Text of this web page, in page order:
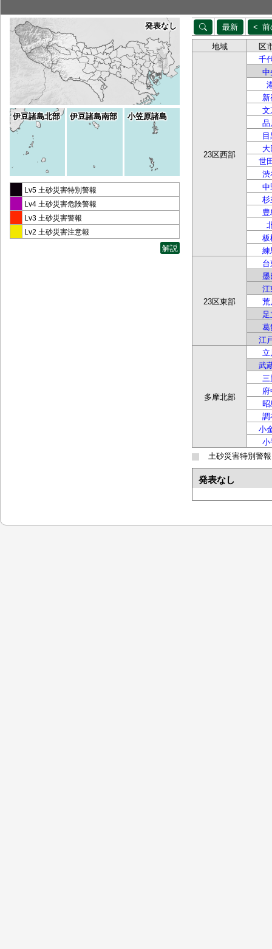
発表なし
伊豆諸島北部 伊豆諸島南部 小笠原諸島
Lv5 土砂災害特別警報
Lv4 土砂災害危険警報
Lv3 土砂災害警報
Lv2 土砂災害注意報
解説
最新 前
地域 区
23区西部
千
中
新
文
品
大
世
渋
中
杉
豊
板
練
23区東部
台
墨
江
荒
足
葛
江
多摩北部
立
武
三
府
昭
調
小
小
土砂災害特別警
発表なし